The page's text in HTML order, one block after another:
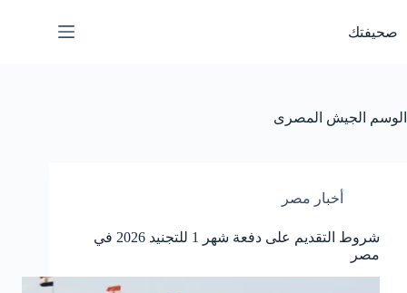
المحتوى
صحيفتك
الوسم الجيش المصرى
أخبار مصر
شروط التقديم على دفعة شهر 1 للتجنيد 2026 في
مصر